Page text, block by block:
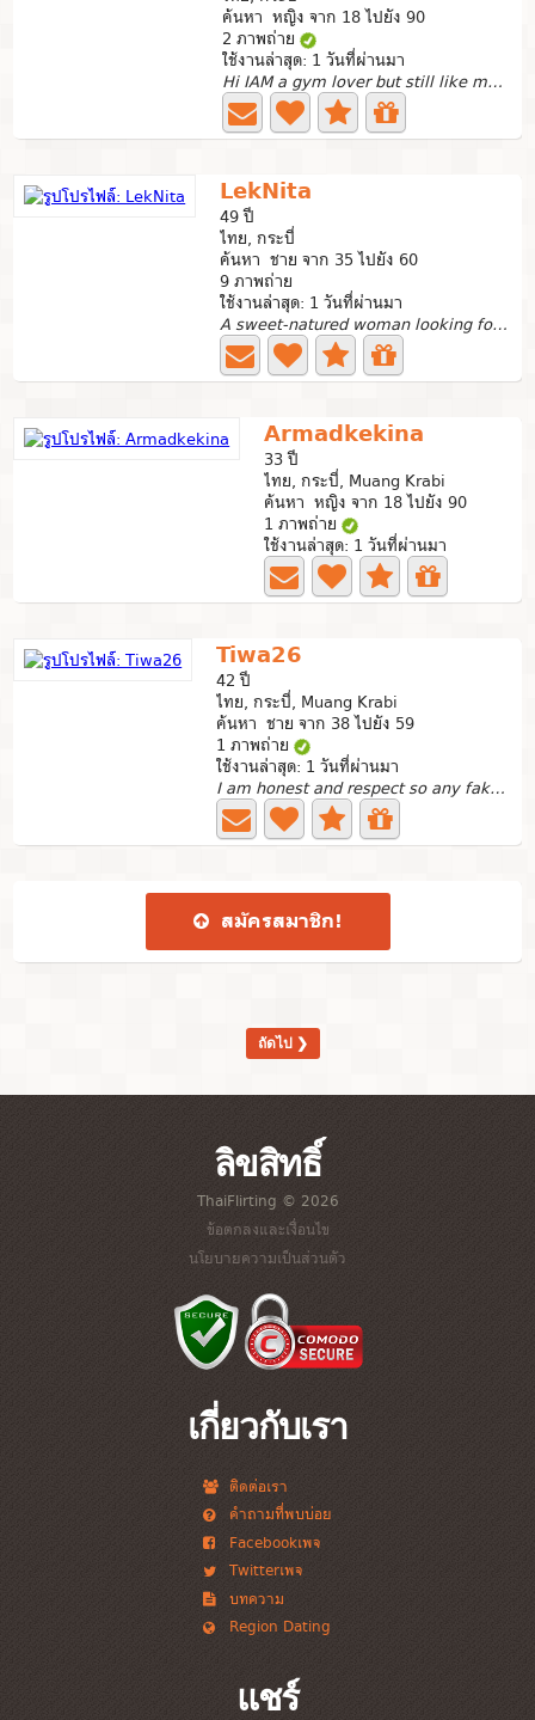
ค้นหา หญิง จาก 18 ไปยัง 90
2 ภาพถ่าย
ใช้งานล่าสุด: 1 วันที่ผ่านมา
Hi IAM a gym lover but still like my chest days lol !!...
LekNita
49 ปี
ไทย, กระบี่
ค้นหา ชาย จาก 35 ไปยัง 60
9 ภาพถ่าย
ใช้งานล่าสุด: 1 วันที่ผ่านมา
A sweet-natured woman looking for a meaningful connection...
Armadkekina
33 ปี
ไทย, กระบี่, Muang Krabi
ค้นหา หญิง จาก 18 ไปยัง 90
1 ภาพถ่าย
ใช้งานล่าสุด: 1 วันที่ผ่านมา
Tiwa26
42 ปี
ไทย, กระบี่, Muang Krabi
ค้นหา ชาย จาก 38 ไปยัง 59
1 ภาพถ่าย
ใช้งานล่าสุด: 1 วันที่ผ่านมา
I am honest and respect so any fake not contact me pls ,
สมัคร​สมาชิก​!
ถัดไป ❯
ลิขสิทธิ์
ThaiFlirting © 2026
ข้อตกลงและเงื่อนไข
นโยบายความเป็นส่วนตัว
เกี่ยวกับเรา
ติดต่อเรา
คำถามที่พบบ่อย
Facebookเพจ
Twitterเพจ
บทความ
Region Dating
แชร์